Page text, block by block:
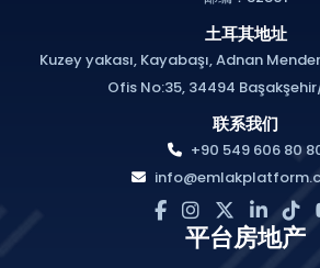
土耳其地址
Kuzey yakası, Kayabaşı, Adnan
Ofis No:35, 34494
联系我们
+90 549 606 80
平台房地产